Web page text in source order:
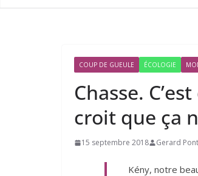
COUP DE GUEULE ÉCOLOGIE
Chasse.
croit que ça
15 septembre 2018 Gerard
Kény, notre